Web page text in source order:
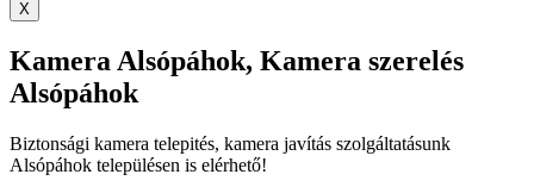
X
Kamera Alsópáhok, Kamera szerelés
Alsópáhok
Biztonsági kamera telepités, kamera javítás szolgáltatásunk
Alsópáhok településen is elérhető!